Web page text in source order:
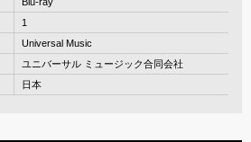
1
Universal Music
ユニバーサル ミュージック合同会社
日本